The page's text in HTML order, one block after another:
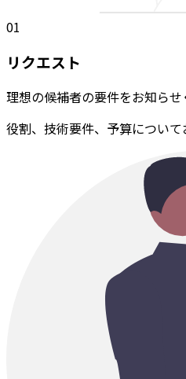
01
リクエスト
理想の候補者の要件をお知らせ
役割、技術要件、予算について